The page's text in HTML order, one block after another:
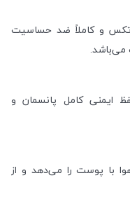
و کاملاً ضد حساسیت
ایمنی کامل پانسمان و
با پوست را می‌دهد و از